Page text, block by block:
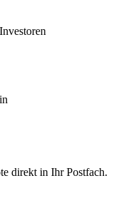
direkt in Ihr Postfach.